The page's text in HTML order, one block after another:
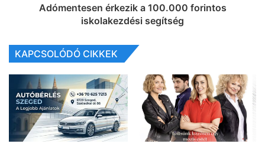
Adómentesen érkezik a 100.000 forintos
iskolakezdési segítség
KAPCSOLÓDÓ CIKKEK